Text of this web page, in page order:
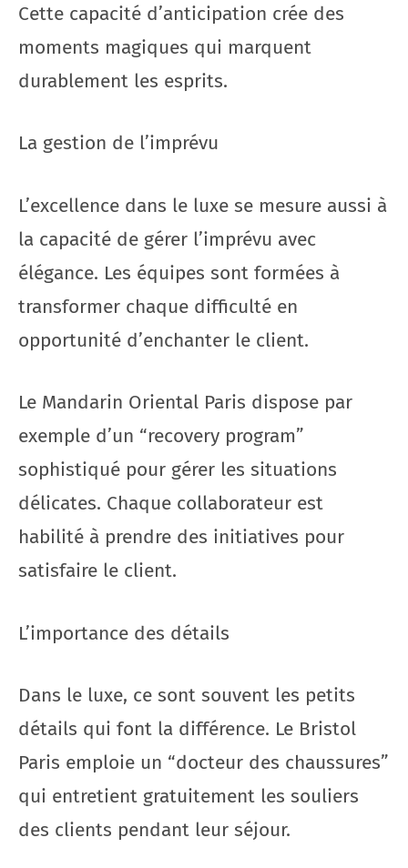
Cette capacité d’anticipation crée des
moments magiques qui marquent
durablement les esprits.
La gestion de l’imprévu
L’excellence dans le luxe se mesure aussi à
la capacité de gérer l’imprévu avec
élégance. Les équipes sont formées à
transformer chaque difficulté en
opportunité d’enchanter le client.
Le Mandarin Oriental Paris dispose par
exemple d’un “recovery program”
sophistiqué pour gérer les situations
délicates. Chaque collaborateur est
habilité à prendre des initiatives pour
satisfaire le client.
L’importance des détails
Dans le luxe, ce sont souvent les petits
détails qui font la différence. Le Bristol
Paris emploie un “docteur des chaussures”
qui entretient gratuitement les souliers
des clients pendant leur séjour.